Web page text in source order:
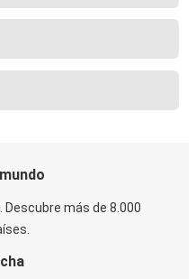
Descubre más de 8.000